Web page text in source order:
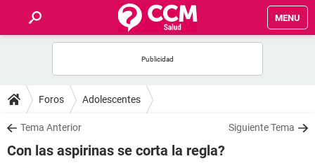
MENU
FORUMS
SALUD
Foros Adolescentes
Tema Anterior Siguiente Tema
Con las aspirinas se corta la regla?